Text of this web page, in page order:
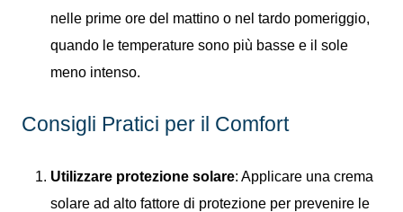
nelle prime ore del mattino o nel tardo pomeriggio,
quando le temperature sono più basse e il sole
meno intenso.
Consigli Pratici per il Comfort
Utilizzare protezione solare: Applicare una crema
solare ad alto fattore di protezione per prevenire le